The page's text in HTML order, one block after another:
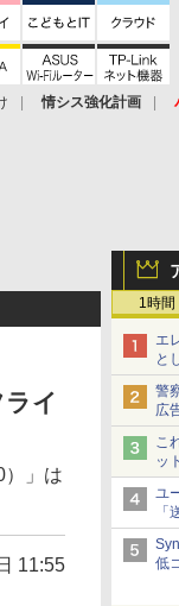
情シス強化計画
1時間
エ
と
ス
え
警
広
広
使
こ
ッ
ー
ど
ユ
【
低
イ
）」は
11:55